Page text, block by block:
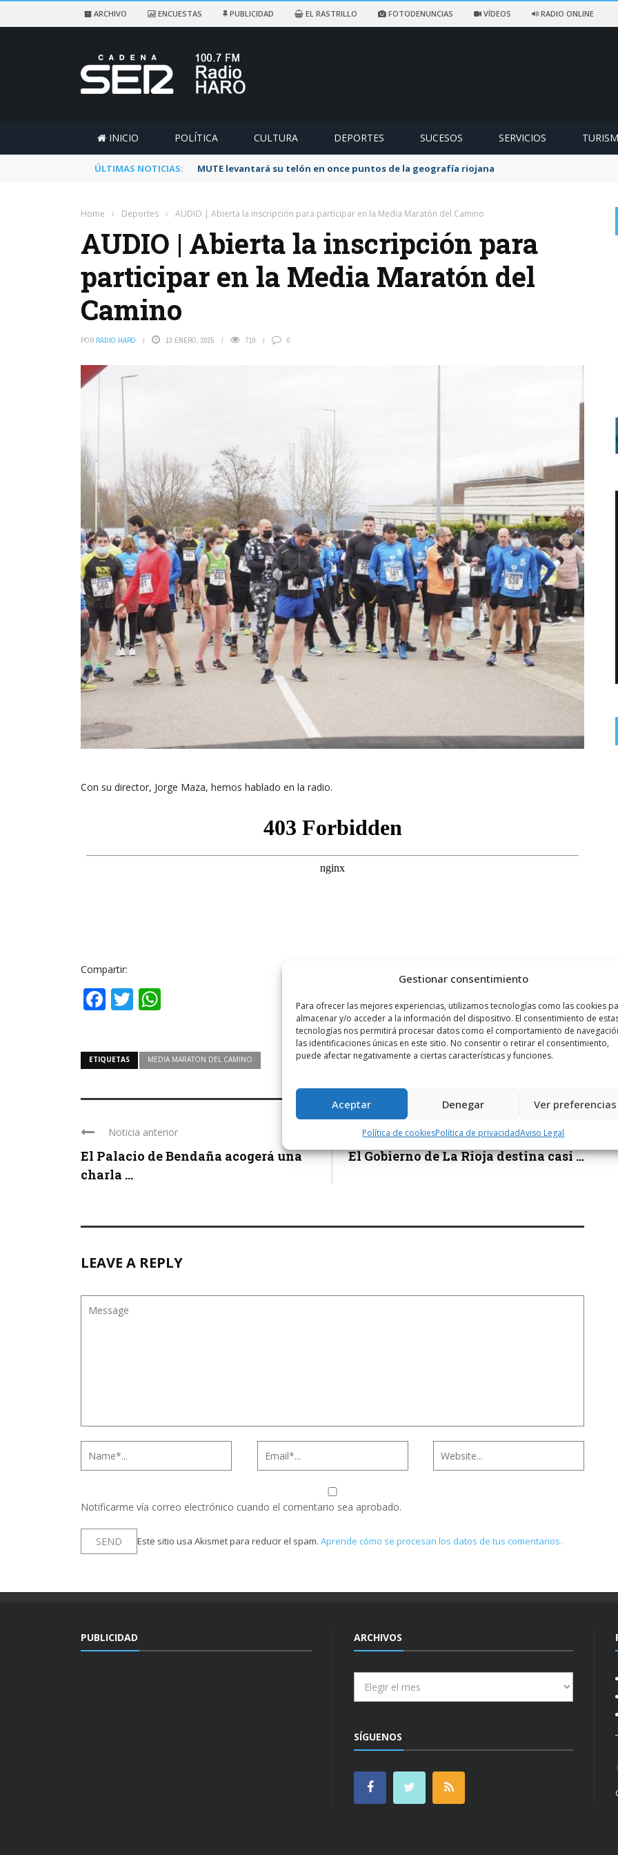
Gestionar consentimiento
Para ofrecer las mejores experiencias, utilizamos tecnologías como las cookies
almacenar y/o acceder a la información del dispositivo. El consentimiento de
tecnologías nos permitirá procesar datos como el comportamiento de
las identificaciones únicas en este sitio. No consentir o retirar el consentimiento,
puede afectar negativamente a ciertas características y funciones.
Aceptar Denegar Ver preferencias
Política de cookiesPolítica de privacidadAviso Legal
ARCHIVO ENCUESTAS PUBLICIDAD EL RASTRILLO FOTODENUNCIAS VÍDEOS RADIO ONLINE
INICIO POLÍTICA CULTURA DEPORTES SUCESOS SERVICIOS
ÚLTIMAS NOTICIAS: MUTE levantará su telón en once puntos de la geografía riojana
Home › Deportes › AUDIO | Abierta la inscripción para participar en la Media Maratón del Camino
AUDIO | Abierta la inscripción para
participar en la Media Maratón del
Camino
POR RADIO HARO 13 ENERO, 2025 719 0
Con su director, Jorge Maza, hemos hablado en la radio.
Compartir:
Facebook
Twitter
ETIQUETAS MEDIA MARATON DEL CAMINO
Noticia anterior
El Palacio de Bendaña acogerá una
charla ...
Siguiente noticia
El Gobierno de La Rioja destina casi ...
LEAVE A REPLY
Notificarme vía correo electrónico cuando el comentario sea aprobado.
Este sitio usa Akismet para reducir el spam. Aprende cómo se procesan los datos de tus comentarios.
PUBLICIDAD ARCHIVOS
SÍGUENOS